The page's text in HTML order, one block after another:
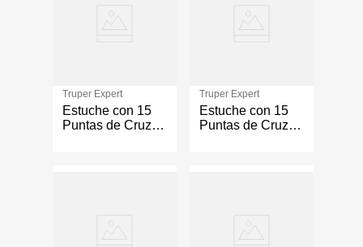
Truper Expert
Estuche con 15
Puntas de Cruz
Truper Expert
Estuche con 15
Puntas de Cruz